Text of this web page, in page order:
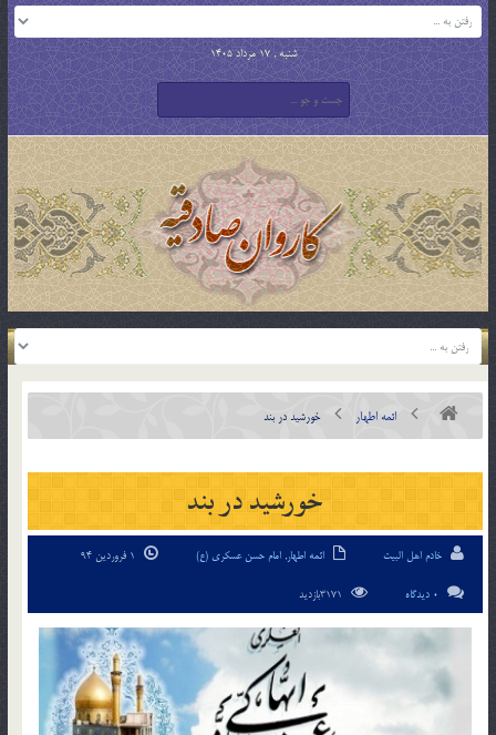
شنبه , 17 مرداد 1405
ائمه اطهار خورشید در بند
خورشید در بند
خادم اهل البیت ائمه اطهار, امام حسن عسکری (ع)
0 دیدگاه